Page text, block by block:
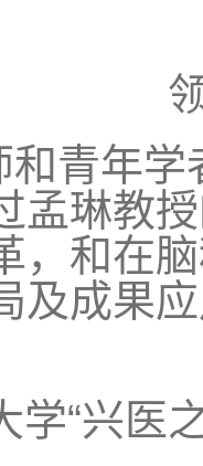
青年学
孟琳教
，和在
及成果
学“兴医